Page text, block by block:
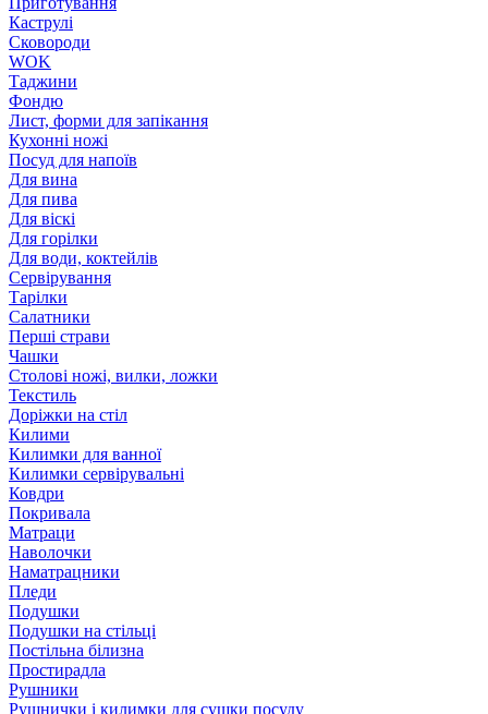
Каструлі
Сковороди
WOK
Таджини
Фондю
Лист, форми для запікання
Кухонні ножі
Посуд для напоїв
Для вина
Для пива
Для віскі
Для горілки
Для води, коктейлів
Сервірування
Тарілки
Салатники
Перші страви
Чашки
Столові ножі, вилки, ложки
Текстиль
Доріжки на стіл
Килими
Килимки для ванної
Килимки сервірувальні
Ковдри
Покривала
Матраци
Наволочки
Наматрацники
Пледи
Подушки
Подушки на стільці
Постільна білизна
Простирадла
Рушники
Рушнички і килимки для сушки посуду